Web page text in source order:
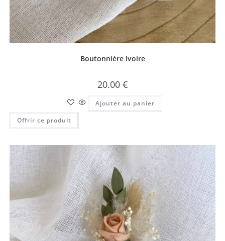
Boutonnière Ivoire
20.00 €
Ajouter au panier
Offrir ce produit